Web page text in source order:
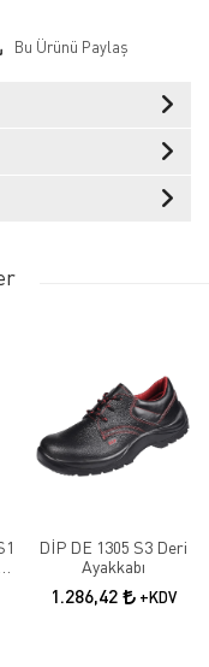
Bu Ürünü Paylaş
DİP DE 1305 S3 Deri
Ayakkabı
1.286,42 +KDV